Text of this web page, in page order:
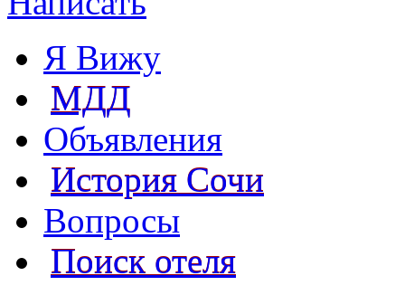
Я Вижу
МДД
Объявления
История Сочи
Вопросы
Поиск отеля